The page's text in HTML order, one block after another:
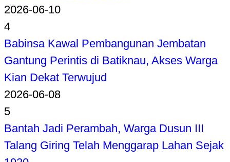
2026-06-10
4
Babinsa Kawal Pembangunan Jembatan
Gantung Perintis di Batiknau, Akses Warga
Kian Dekat Terwujud
2026-06-08
5
Bantah Jadi Perambah, Warga Dusun III
Talang Giring Telah Menggarap Lahan Sejak